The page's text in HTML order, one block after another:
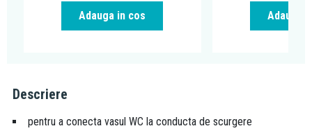
Adauga in cos Adauga
Descriere
pentru a conecta vasul WC la conducta de scurgere